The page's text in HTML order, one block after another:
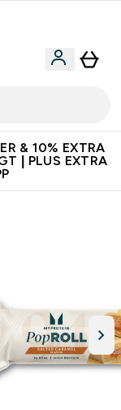
& 10% EXTRA
| PLUS EXTRA